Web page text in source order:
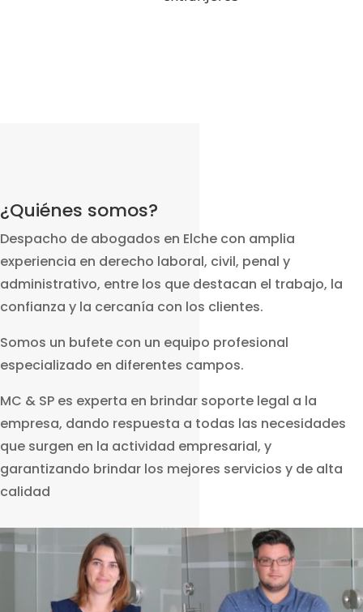
¿Quiénes somos?
Despacho de abogados en Elche con amplia
experiencia en derecho laboral, civil, penal y
administrativo, entre los que destacan el trabajo, la
confianza y la cercanía con los clientes.
Somos un bufete con un equipo profesional
especializado en diferentes campos.
MC & SP es experta en brindar soporte legal a la
empresa, dando respuesta a todas las necesidades
que surgen en la actividad empresarial, y
garantizando brindar los mejores servicios y de alta
calidad